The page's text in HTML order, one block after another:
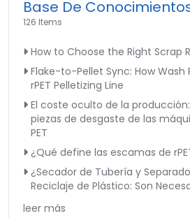
Base De
126 Items
How to Choose the Right Scrap
Flake-to-Pellet Sync: How Wash
rPET Pelletizing Line
El coste oculto de la
piezas de desgaste de las
PET
¿Qué define las escamas de
¿Secador de Tubería y
Reciclaje de Plástico: Son
leer más